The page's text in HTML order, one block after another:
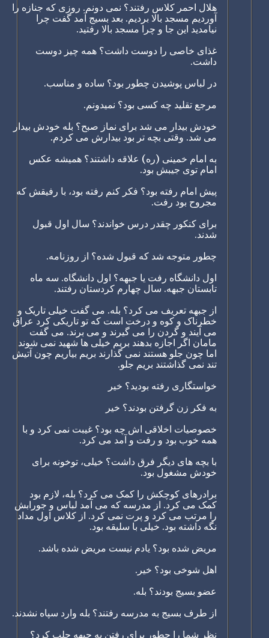
هلال احمر کلاس رفتند؟ نمی دونم. روزی که جنازه را
آوردیم مسجد بالا بردیم. بعد بسیج آمد گفت چرا
نیامدید این جا و چرا مسجد بالا رفتید.
غذای خاصی را دوست داشت؟ همه چیز دوست
داشت.
در لباس پوشیدن چطور بود؟ ساده و مناسب.
مرجع تقلید چه کسی بود؟ نمیدونم.
خودش بیدار می شد برای نماز صبح؟ بله خودش بیدار
می شد. وقتی بچه تر بود بیدارش می کردم.
به امام خمینی (ره) علاقه داشتند؟ همیشه عکس
امام توی جیبش بود.
پیش امام رفته بود؟ فکر کنم رفته بود، با رفیقش که
مجروح بود رفت.
برای کنکور چقدر درس خواندند؟ سال اول قبول
شدند.
چطور متوجه شد که قبول شده؟ از روزنامه.
اول دانشگاه رفت یا جبهه؟ اول دانشگاه. سه ماه
تابستان جبهه. سال چهارم کردستان رفتند.
از جبهه تعریف می کرد؟ بله. می گفت خیلی تاریک و
خطرناک و کوه و درخت است که تو تاریکی کرد عراق
می آیند و گردن را می گیرند و می برند. می گفت
مامان اگر اجازه بدهند بریم خیلی ها شهید نمی شوند
اما چون جلو هستند نمی گذارند بریم بیاریم چون آتیش
تند نمی گذاشتند بریم جلو.
خواستگاری رفته بودید؟ خیر
به فکر زن گرفتن بودند؟ خیر
خصوصیات اخلاقی اش چه بود؟ غیبت نمی کرد و با
همه خوب بود و رفت و آمد می کرد.
با بچه های دیگر فرق داشت؟ خیلی، توخونه برای
خودش مشغول بود.
برادرهای کوچکش را کمک می کرد؟ بله، لازم بود
کمک می کرد. از مدرسه که می آمد لباس و جورابش
را مرتب می کرد و پرت نمی کرد. از کلاس اول مداد
نگه داشته بود. خیلی با سلیقه بود.
مریض شده بود؟ یادم نیست مریض شده باشد.
اهل شوخی بود؟ خیر.
عضو بسیج بودند؟ بله.
از طرف بسیج به مدرسه رفتند؟ بله وارد سپاه نشدند.
نظر شما را چطور برای رفتن به جبهه جلب کرد؟